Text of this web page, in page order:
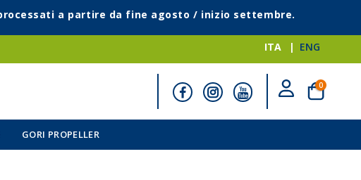
a partire da fine agosto / inizio settembre.
ITA ENG
Cart
0elementi
GORI PROPELLER